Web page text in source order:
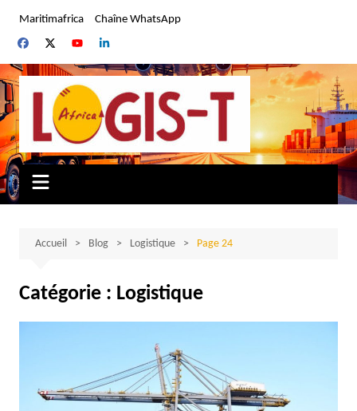
contenu
Maritimafrica Chaîne WhatsApp
Accueil Blog Logistique Page 24
Catégorie : Logistique